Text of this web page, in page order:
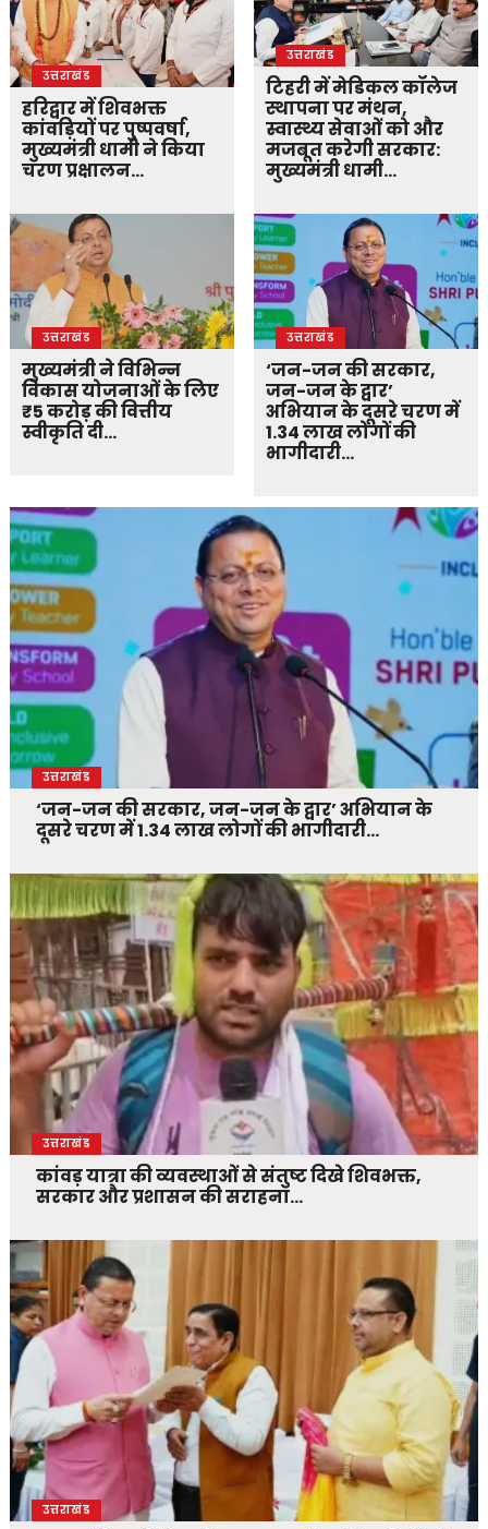
उत्तराखंड
हरिद्वार में शिवभक्त
कांवड़ियों पर पुष्पवर्षा,
मुख्यमंत्री धामी ने किया
चरण प्रक्षालन…
उत्तराखंड
मुख्यमंत्री ने विभिन्न
विकास योजनाओं के लिए
₹5 करोड़ की वित्तीय
स्वीकृति दी…
उत्तराखंड
टिहरी में मेडिकल कॉलेज
स्थापना पर मंथन,
स्वास्थ्य सेवाओं को और
मजबूत करेगी सरकार:
मुख्यमंत्री धामी…
उत्तराखंड
‘जन-जन की सरकार,
जन-जन के द्वार’
अभियान के दूसरे चरण में
1.34 लाख लोगों की
भागीदारी…
उत्तराखंड
‘जन-जन की सरकार, जन-जन के द्वार’ अभियान के
दूसरे चरण में 1.34 लाख लोगों की भागीदारी…
उत्तराखंड
कांवड़ यात्रा की व्यवस्थाओं से संतुष्ट दिखे शिवभक्त,
सरकार और प्रशासन की सराहना…
उत्तराखंड